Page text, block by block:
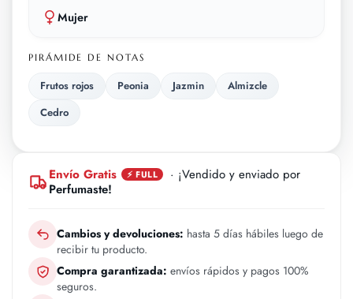
Mujer
PIRÁMIDE DE NOTAS
Frutos rojos Peonia Jazmin
Almizcle
Cedro
Envío Gratis ⚡ FULL
· ¡Vendido y enviado por
Perfumaste!
Cambios y devoluciones: hasta 5 días hábiles luego de
recibir tu producto.
Compra garantizada: envíos rápidos y pagos 100%
seguros.